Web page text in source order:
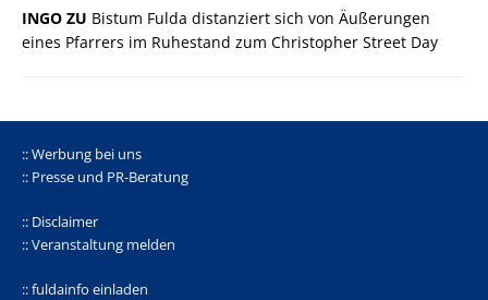
INGO ZU Bistum Fulda distanziert sich von Äußerungen
eines Pfarrers im Ruhestand zum Christopher Street Day
:: Werbung bei uns
:: Presse und PR-Beratung
:: Disclaimer
:: Veranstaltung melden
:: fuldainfo einladen